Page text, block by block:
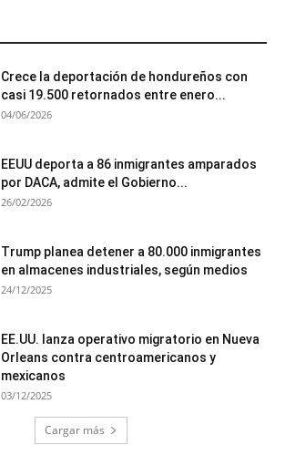
Crece la deportación de hondureños con
casi 19.500 retornados entre enero...
04/06/2026
EEUU deporta a 86 inmigrantes amparados
por DACA, admite el Gobierno...
26/02/2026
Trump planea detener a 80.000 inmigrantes
en almacenes industriales, según medios
24/12/2025
EE.UU. lanza operativo migratorio en Nueva
Orleans contra centroamericanos y
mexicanos
03/12/2025
Cargar más